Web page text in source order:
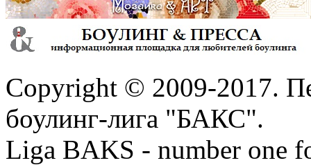
Copyright © 2009-2017.
боулинг-лига "БАКС".
Liga BAKS - number one